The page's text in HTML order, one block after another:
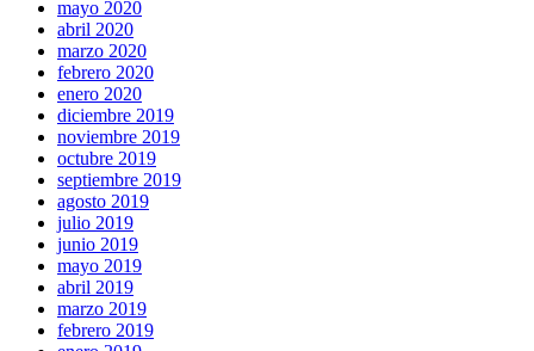
mayo 2020
abril 2020
marzo 2020
febrero 2020
enero 2020
diciembre 2019
noviembre 2019
octubre 2019
septiembre 2019
agosto 2019
julio 2019
junio 2019
mayo 2019
abril 2019
marzo 2019
febrero 2019